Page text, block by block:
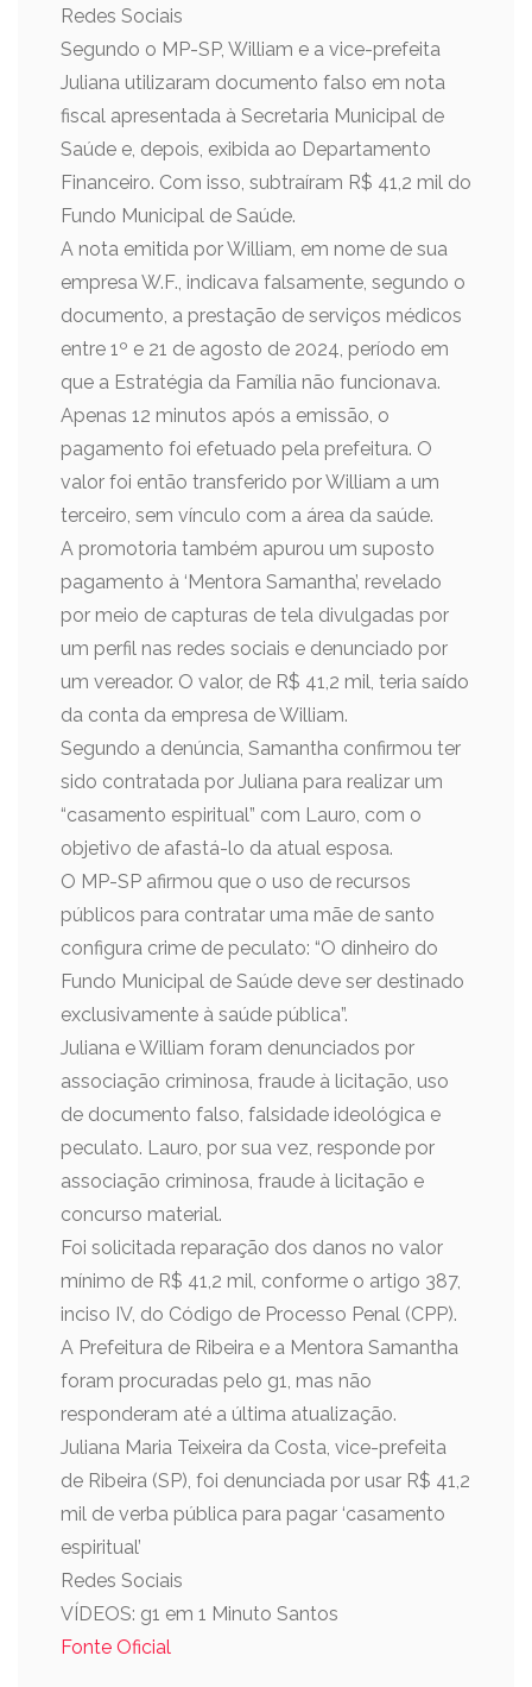
Redes Sociais
Segundo o MP-SP, William e a vice-prefeita
Juliana utilizaram documento falso em nota
fiscal apresentada à Secretaria Municipal de
Saúde e, depois, exibida ao Departamento
Financeiro. Com isso, subtraíram R$ 41,2 mil do
Fundo Municipal de Saúde.
A nota emitida por William, em nome de sua
empresa W.F., indicava falsamente, segundo o
documento, a prestação de serviços médicos
entre 1º e 21 de agosto de 2024, período em
que a Estratégia da Família não funcionava.
Apenas 12 minutos após a emissão, o
pagamento foi efetuado pela prefeitura. O
valor foi então transferido por William a um
terceiro, sem vínculo com a área da saúde.
A promotoria também apurou um suposto
pagamento à ‘Mentora Samantha’, revelado
por meio de capturas de tela divulgadas por
um perfil nas redes sociais e denunciado por
um vereador. O valor, de R$ 41,2 mil, teria saído
da conta da empresa de William.
Segundo a denúncia, Samantha confirmou ter
sido contratada por Juliana para realizar um
“casamento espiritual” com Lauro, com o
objetivo de afastá-lo da atual esposa.
O MP-SP afirmou que o uso de recursos
públicos para contratar uma mãe de santo
configura crime de peculato: “O dinheiro do
Fundo Municipal de Saúde deve ser destinado
exclusivamente à saúde pública”.
Juliana e William foram denunciados por
associação criminosa, fraude à licitação, uso
de documento falso, falsidade ideológica e
peculato. Lauro, por sua vez, responde por
associação criminosa, fraude à licitação e
concurso material.
Foi solicitada reparação dos danos no valor
mínimo de R$ 41,2 mil, conforme o artigo 387,
inciso IV, do Código de Processo Penal (CPP).
A Prefeitura de Ribeira e a Mentora Samantha
foram procuradas pelo g1, mas não
responderam até a última atualização.
Juliana Maria Teixeira da Costa, vice-prefeita
de Ribeira (SP), foi denunciada por usar R$ 41,2
mil de verba pública para pagar ‘casamento
espiritual’
Redes Sociais
VÍDEOS: g1 em 1 Minuto Santos
Fonte Oficial